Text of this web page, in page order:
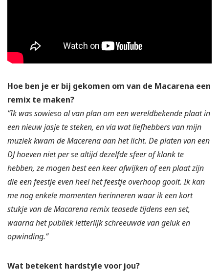
Hoe ben je er bij gekomen om van de Macarena een
remix te maken?
”Ik was sowieso al van plan om een wereldbekende plaat in
een nieuw jasje te steken, en via wat liefhebbers van mijn
muziek kwam de Macerena aan het licht. De platen van een
DJ hoeven niet per se altijd dezelfde sfeer of klank te
hebben, ze mogen best een keer afwijken of een plaat zijn
die een feestje even heel het feestje overhoop gooit. Ik kan
me nog enkele momenten herinneren waar ik een kort
stukje van de Macarena remix teasede tijdens een set,
waarna het publiek letterlijk schreeuwde van geluk en
opwinding.”
Wat betekent hardstyle voor jou?